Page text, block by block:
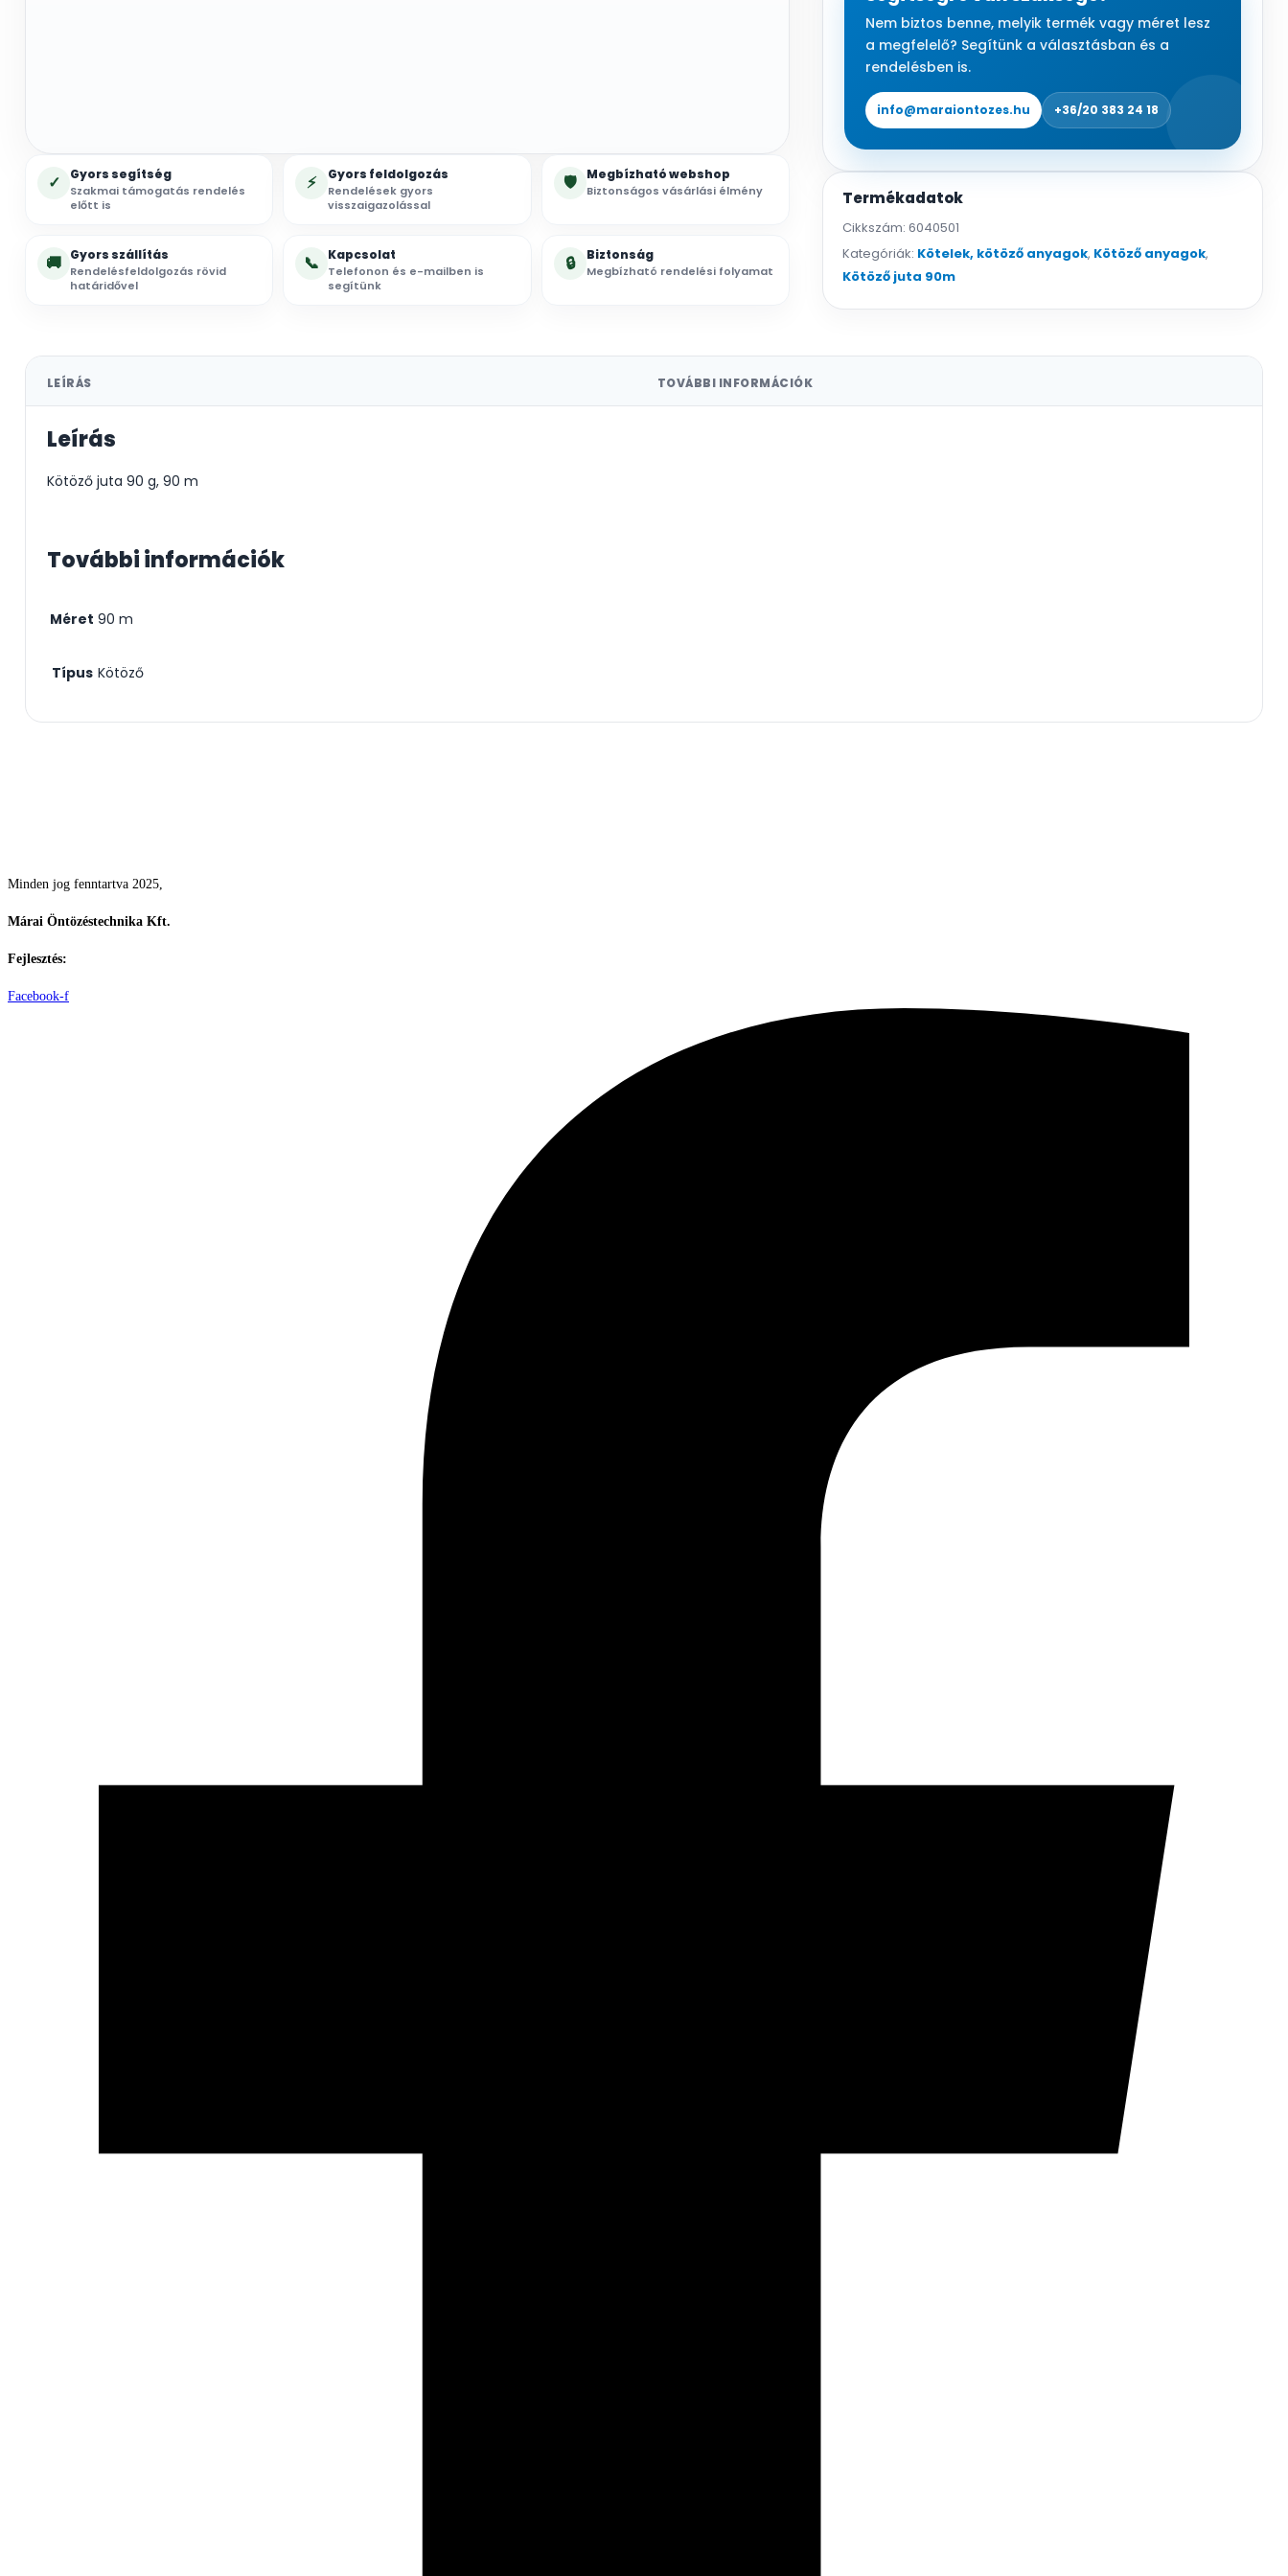
✓ Gyors segítség
Szakmai támogatás rendelés
előtt is
⚡ Gyors feldolgozás
Rendelések gyors
visszaigazolással
🛡 Megbízható webshop
Biztonságos vásárlási élmény
🚚 Gyors szállítás
Rendelésfeldolgozás rövid
határidővel
📞 Kapcsolat
Telefonon és e-mailben is
segítünk
🔒 Biztonság
Megbízható rendelési folyamat
90
Nem biztos benne, melyik termék vagy méret lesz
a megfelelő? Segítünk a választásban és a
rendelésben is.
info@maraiontozes.hu +36/20 383 24 18
Termékadatok
Cikkszám: 6040501
Kategóriák: Kötelek, kötöző anyagok, Kötöző anyagok,
Kötöző juta 90m
LEÍRÁS TOVÁBBI INFORMÁCIÓK
Leírás
Kötöző juta 90 g, 90 m
További információk
Méret 90 m
Típus Kötöző
Minden jog fenntartva 2025,
Márai Öntözéstechnika Kft.
Fejlesztés:
Facebook-f